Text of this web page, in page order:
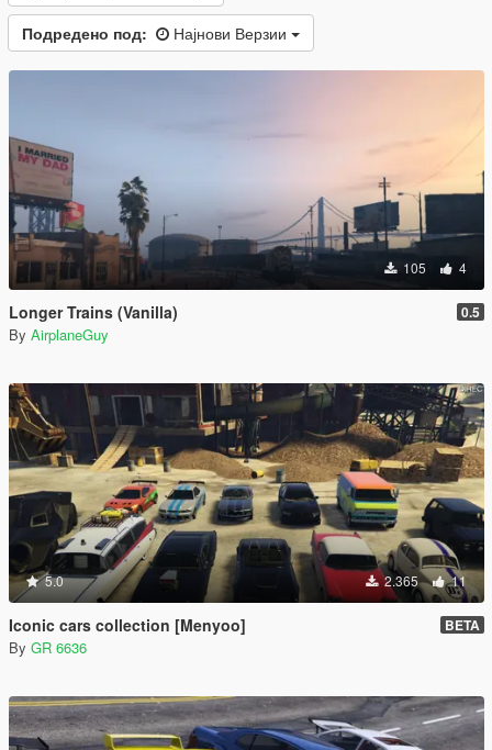
Подредено под: Најнови Верзии
105 4
Longer Trains (Vanilla) 0.5
By AirplaneGuy
5.0 2.365 11
Iconic cars collection [Menyoo] BETA
By GR 6636